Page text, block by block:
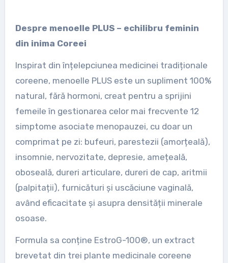
Despre menoelle PLUS – echilibru feminin
din inima Coreei
Inspirat din înțelepciunea medicinei tradiționale
coreene, menoelle PLUS este un supliment 100%
natural, fără hormoni, creat pentru a sprijini
femeile în gestionarea celor mai frecvente 12
simptome asociate menopauzei, cu doar un
comprimat pe zi: bufeuri, parestezii (amorțeală),
insomnie, nervozitate, depresie, amețeală,
oboseală, dureri articulare, dureri de cap, aritmii
(palpitații), furnicături și uscăciune vaginală,
având eficacitate și asupra densității minerale
osoase.
Formula sa conține EstroG-100®, un extract
brevetat din trei plante medicinale coreene